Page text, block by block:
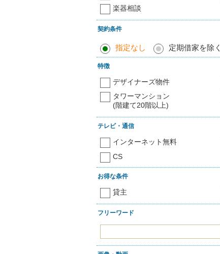
楽器相談
契約条件
指定なし 定期借家を除く
特徴
デザイナーズ物件
タワーマンション
(階建て20階以上)
テレビ・通信
インターネット無料
CS
お得な条件
貸主
フリーワード